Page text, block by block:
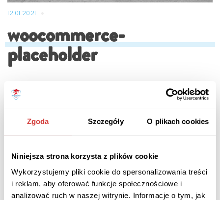
Zgoda Szczegóły O plikach cookies
Niniejsza strona korzysta z plików cookie
Wykorzystujemy pliki cookie do spersonalizowania treści
i reklam, aby oferować funkcje społecznościowe i
analizować ruch w naszej witrynie. Informacje o tym, jak
12.01.2021
woocommerce-
placeholder